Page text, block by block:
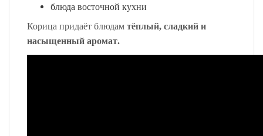
блюда восточной кухни
Корица придаёт блюдам тёплый, сладкий и
насыщенный аромат.